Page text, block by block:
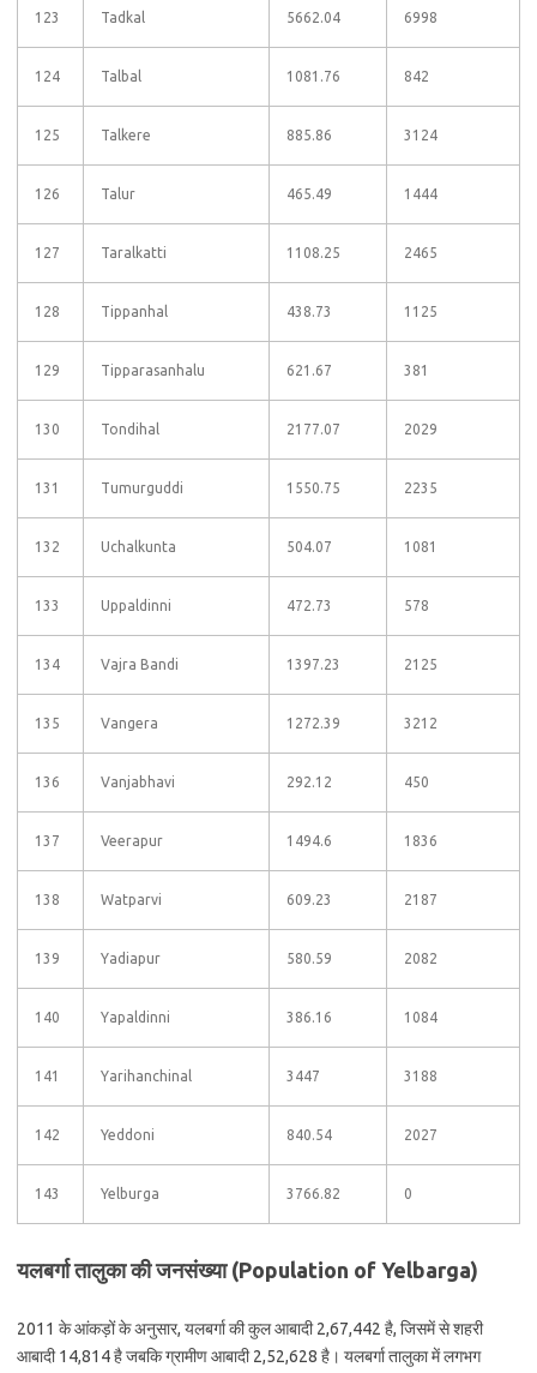
123 Tadkal 5662.04 6998
124 Talbal 1081.76 842
125 Talkere 885.86 3124
126 Talur 465.49 1444
127 Taralkatti 1108.25 2465
128 Tippanhal 438.73 1125
129 Tipparasanhalu 621.67 381
130 Tondihal 2177.07 2029
131 Tumurguddi 1550.75 2235
132 Uchalkunta 504.07 1081
133 Uppaldinni 472.73 578
134 Vajra Bandi 1397.23 2125
135 Vangera 1272.39 3212
136 Vanjabhavi 292.12 450
137 Veerapur 1494.6 1836
138 Watparvi 609.23 2187
139 Yadiapur 580.59 2082
140 Yapaldinni 386.16 1084
141 Yarihanchinal 3447 3188
142 Yeddoni 840.54 2027
143 Yelburga 3766.82 0
यलबर्गा तालुका की जनसंख्या (Population of Yelbarga)
2011 के आंकड़ों के अनुसार, यलबर्गा की कुल आबादी 2,67,442 है, जिसमें से शहरी
आबादी 14,814 है जबकि ग्रामीण आबादी 2,52,628 है। यलबर्गा तालुका में लगभग